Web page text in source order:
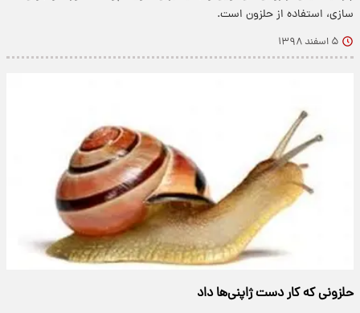
سازی، استفاده از حلزون است.
۵ اسفند ۱۳۹۸
حلزونی که کار دست ژاپنی‌ها داد